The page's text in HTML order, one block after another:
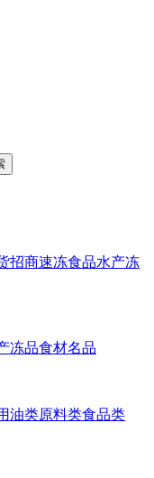
招商速冻食品水产冻
冻品食材名品
油类原料类食品类